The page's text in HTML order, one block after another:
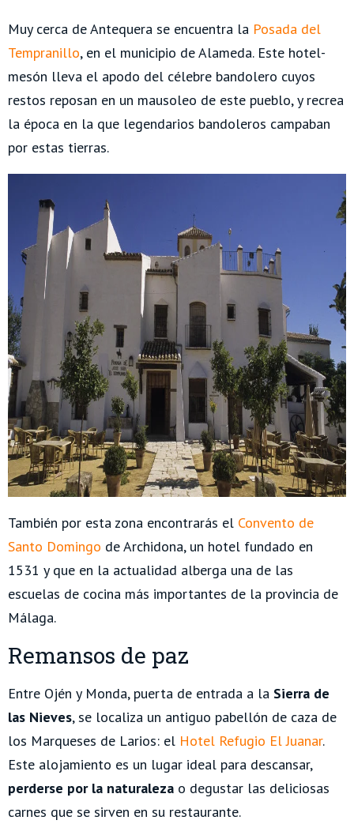
Muy cerca de Antequera se encuentra la Posada del
Tempranillo, en el municipio de Alameda. Este hotel-
mesón lleva el apodo del célebre bandolero cuyos
restos reposan en un mausoleo de este pueblo, y recrea
la época en la que legendarios bandoleros campaban
por estas tierras.
También por esta zona encontrarás el Convento de
Santo Domingo de Archidona, un hotel fundado en
1531 y que en la actualidad alberga una de las
escuelas de cocina más importantes de la provincia de
Málaga.
Remansos de paz
Entre Ojén y Monda, puerta de entrada a la Sierra de
las Nieves, se localiza un antiguo pabellón de caza de
los Marqueses de Larios: el Hotel Refugio El Juanar.
Este alojamiento es un lugar ideal para descansar,
perderse por la naturaleza o degustar las deliciosas
carnes que se sirven en su restaurante.